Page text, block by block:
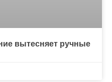
вытесняет ручные